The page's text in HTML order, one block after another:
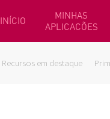
INÍCIO
MINHAS
APLICACÕES
Recursos em destaque